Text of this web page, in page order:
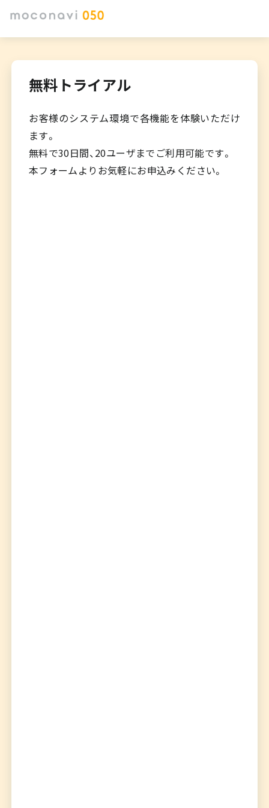
無料トライアル
お客様のシステム環境で各機能を体験いただけ
ます。
無料で30日間、20ユーザまでご利用可能です。
本フォームよりお気軽にお申込みください。